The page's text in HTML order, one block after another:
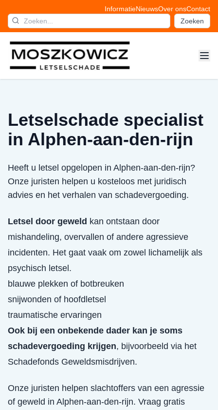
InformatieNieuwsOver onsContact
Zoeken
Letselschade specialist
in Alphen-aan-den-rijn
Heeft u letsel opgelopen in Alphen-aan-den-rijn?
Onze juristen helpen u kosteloos met juridisch
advies en het verhalen van schadevergoeding.
Letsel door geweld kan ontstaan door
mishandeling, overvallen of andere agressieve
incidenten. Het gaat vaak om zowel lichamelijk als
psychisch letsel.
blauwe plekken of botbreuken
snijwonden of hoofdletsel
traumatische ervaringen
Ook bij een onbekende dader kan je soms
schadevergoeding krijgen, bijvoorbeeld via het
Schadefonds Geweldsmisdrijven.
Onze juristen helpen slachtoffers van een agressie
of geweld in Alphen-aan-den-rijn. Vraag gratis